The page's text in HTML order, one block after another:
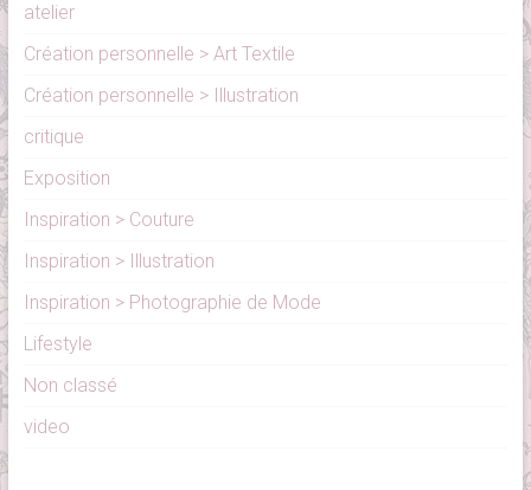
atelier
Création personnelle > Art Textile
Création personnelle > Illustration
critique
Exposition
Inspiration > Couture
Inspiration > Illustration
Inspiration > Photographie de Mode
Lifestyle
Non classé
video